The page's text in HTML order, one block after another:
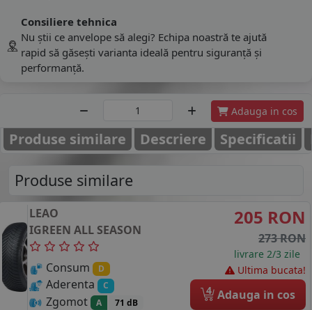
Consiliere tehnica
Nu știi ce anvelope să alegi? Echipa noastră te ajută
rapid să găsești varianta ideală pentru siguranță și
performanță.
Adauga in cos
Produse similare Descriere Specificatii
Produse similare
LEAO
IGREEN ALL SEASON
Consum D
Aderenta C
Zgomot A 71 dB
205 RON
273 RON
livrare 2/3 zile
Ultima bucata!
4 Adauga in cos